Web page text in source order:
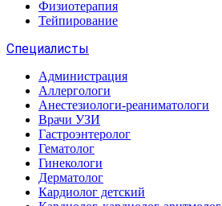
Физиотерапия
Тейпирование
Специалисты
Администрация
Аллергологи
Анестезиологи-реаниматологи
Врачи УЗИ
Гастроэнтеролог
Гематолог
Гинекологи
Дерматолог
Кардиолог детский